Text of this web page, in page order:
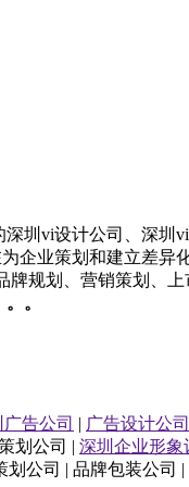
深圳 vi设计公司 深圳
企业策划和建立差异
规划、营销策划、上
。
告公司 | 广告设计公司
划公司 | 深圳企业形象
公司 | 品牌包装公司